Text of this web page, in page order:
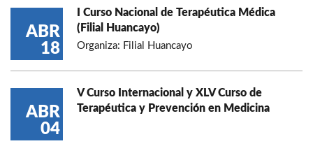
ABR
18
I Curso Nacional de Terapéutica Médica
(Filial Huancayo)
Organiza: Filial Huancayo
ABR
04
V Curso Internacional y XLV Curso de
Terapéutica y Prevención en Medicina